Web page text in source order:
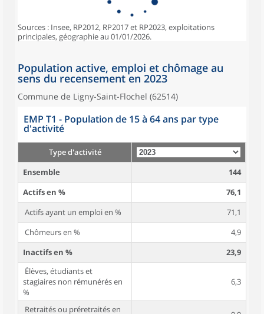
Sources : Insee, RP2012, RP2017 et RP2023, exploitations
principales, géographie au 01/01/2026.
Population active, emploi et chômage au
sens du recensement en 2023
Commune de Ligny-Saint-Flochel (62514)
EMP T1 - Population de 15 à 64 ans par type
d'activité
Type d'activité
Ensemble
144
Actifs en %
76,1
Actifs ayant un emploi en %
71,1
Chômeurs en %
4,9
Inactifs en %
23,9
Élèves, étudiants et
stagiaires non rémunérés en
%
6,3
Retraités ou préretraités en